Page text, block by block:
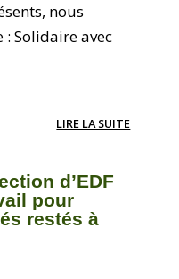
nous
Solidaire avec
LIRE LA SUITE
d’EDF
pour
restés à